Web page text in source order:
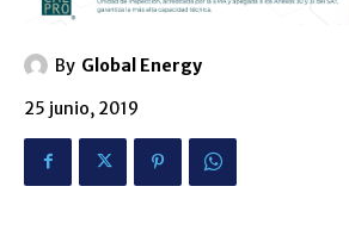
By Global Energy
25 junio, 2019